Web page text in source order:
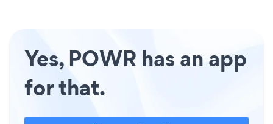
Yes, POWR has an app
for that.